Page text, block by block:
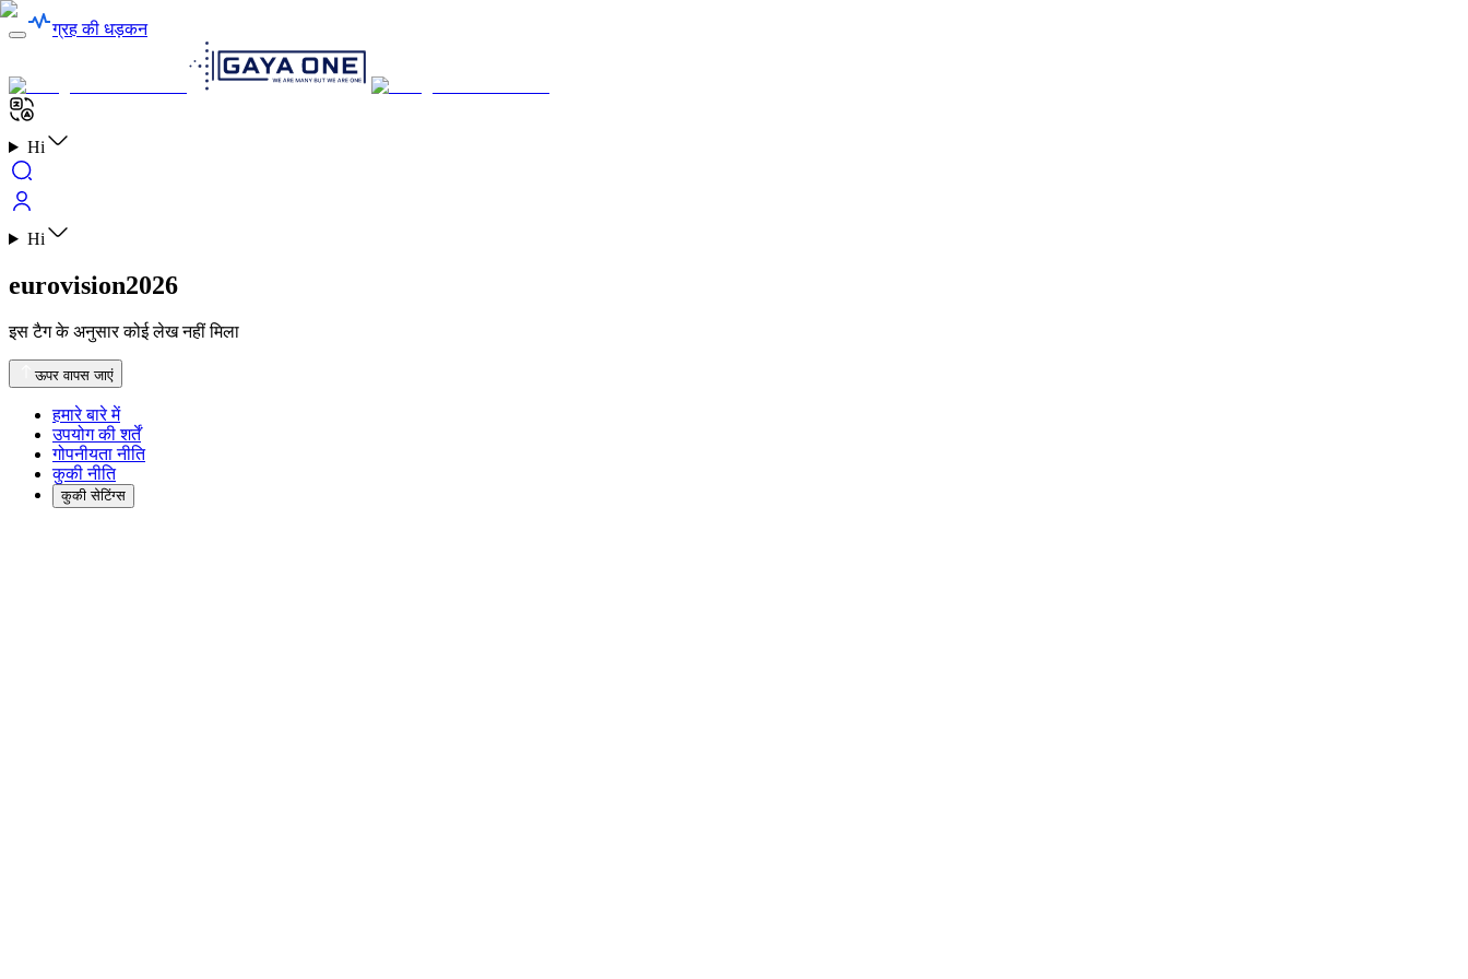
ग्रह की धड़कन
Hi
Hi
eurovision2026
इस टैग के अनुसार कोई लेख नहीं मिला
ऊपर वापस जाएं
हमारे बारे में
उपयोग की शर्तें
गोपनीयता नीति
कुकी नीति
कुकी सेटिंग्स